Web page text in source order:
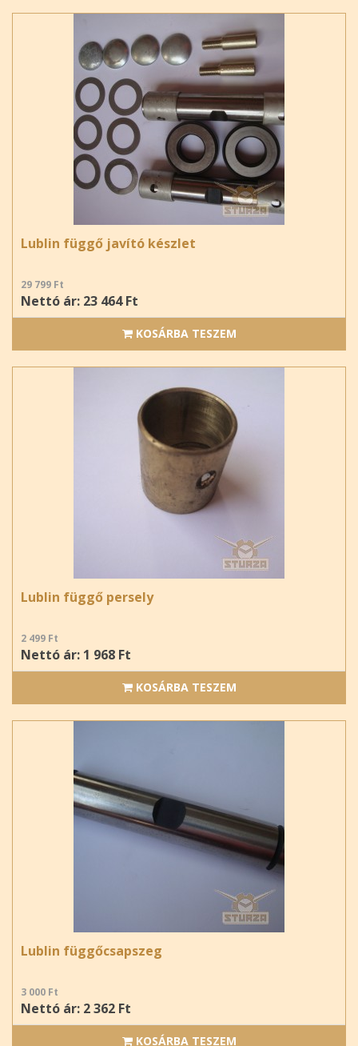
Lublin függő javító készlet
29 799 Ft
Nettó ár: 23 464 Ft
KOSÁRBA TESZEM
Lublin függő persely
2 499 Ft
Nettó ár: 1 968 Ft
KOSÁRBA TESZEM
Lublin függőcsapszeg
3 000 Ft
Nettó ár: 2 362 Ft
KOSÁRBA TESZEM